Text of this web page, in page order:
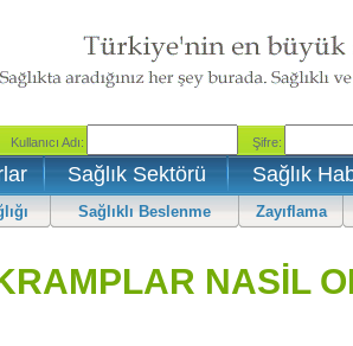
Sağlık Sektörü Sağlık
Sağlıklı Beslenme Zayıflama
NASİL